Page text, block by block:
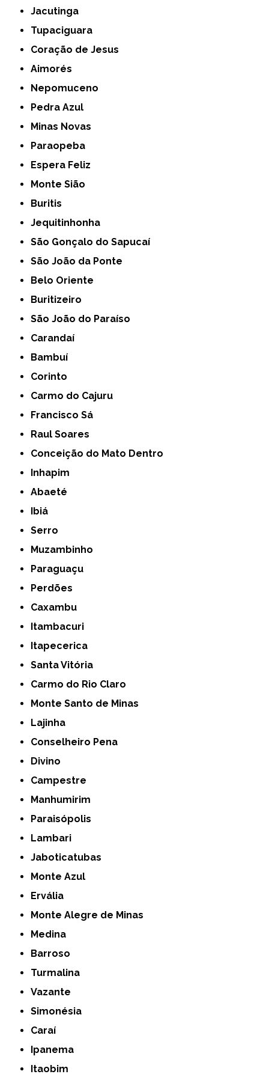
Jacutinga
Tupaciguara
Coração de Jesus
Aimorés
Nepomuceno
Pedra Azul
Minas Novas
Paraopeba
Espera Feliz
Monte Sião
Buritis
Jequitinhonha
São Gonçalo do Sapucaí
São João da Ponte
Belo Oriente
Buritizeiro
São João do Paraíso
Carandaí
Bambuí
Corinto
Carmo do Cajuru
Francisco Sá
Raul Soares
Conceição do Mato Dentro
Inhapim
Abaeté
Ibiá
Serro
Muzambinho
Paraguaçu
Perdões
Caxambu
Itambacuri
Itapecerica
Santa Vitória
Carmo do Rio Claro
Monte Santo de Minas
Lajinha
Conselheiro Pena
Divino
Campestre
Manhumirim
Paraisópolis
Lambari
Jaboticatubas
Monte Azul
Ervália
Monte Alegre de Minas
Medina
Barroso
Turmalina
Vazante
Simonésia
Caraí
Ipanema
Itaobim